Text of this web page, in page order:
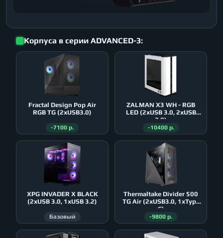
Корпуса в серии ADVANCED-3:
Fractal Design Pop Air
RGB TG (2xUSB3.0)
-7100 р.
ZALMAN X3 WH - RGB
LED (2xUSB 3.0, 2xUSB
2.0)
-10400 р.
XPG INVADER X BLACK
(2xUSB 3.0, 1xUSB 3.2)
Базовый
Thermaltake Divider 500
TG Air (2xUSB3.0, 1xType
C)
-9800 р.